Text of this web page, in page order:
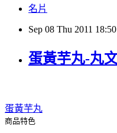
名片
Sep 08 Thu 2011 18:50
蛋黃芋丸-丸
蛋黃芋丸
商品特色